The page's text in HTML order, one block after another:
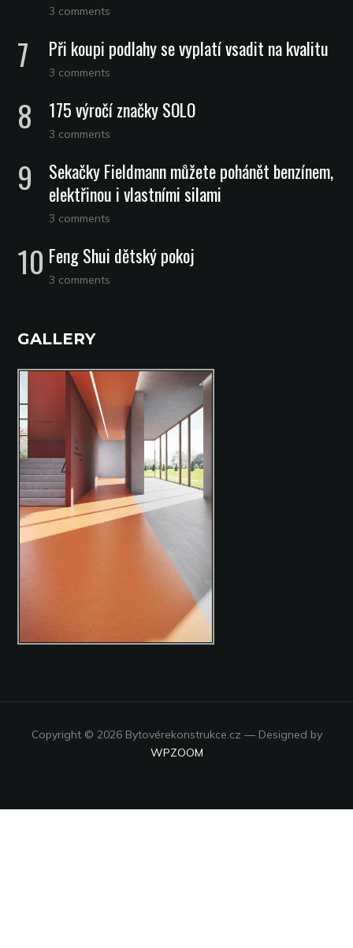
3 comments
Při koupi podlahy se vyplatí vsadit na kvalitu
3 comments
175 výročí značky SOLO
3 comments
Sekačky Fieldmann můžete pohánět benzínem,
elektřinou i vlastními silami
3 comments
Feng Shui dětský pokoj
3 comments
GALLERY
Copyright © 2026 Bytovérekonstrukce.cz — Designed by
WPZOOM